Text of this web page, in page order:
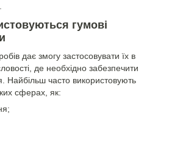
гумові
дає змогу застосовувати їх в
де необхідно забезпечити
Найбільш часто використовують
сферах, як: